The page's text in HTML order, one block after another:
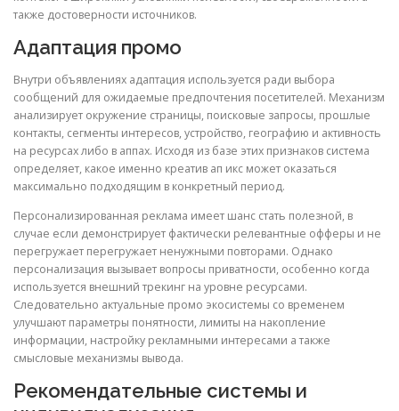
также достоверности источников.
Адаптация промо
Внутри объявлениях адаптация используется ради выбора
сообщений для ожидаемые предпочтения посетителей. Механизм
анализирует окружение страницы, поисковые запросы, прошлые
контакты, сегменты интересов, устройство, географию и активность
на ресурсах либо в аппах. Исходя из базе этих признаков система
определяет, какое именно креатив ап икс может оказаться
максимально подходящим в конкретный период.
Персонализированная реклама имеет шанс стать полезной, в
случае если демонстрирует фактически релевантные офферы и не
перегружает перегружает ненужными повторами. Однако
персонализация вызывает вопросы приватности, особенно когда
используется внешний трекинг на уровне ресурсами.
Следовательно актуальные промо экосистемы со временем
улучшают параметры понятности, лимиты на накопление
информации, настройку рекламными интересами а также
смысловые механизмы вывода.
Рекомендательные системы и